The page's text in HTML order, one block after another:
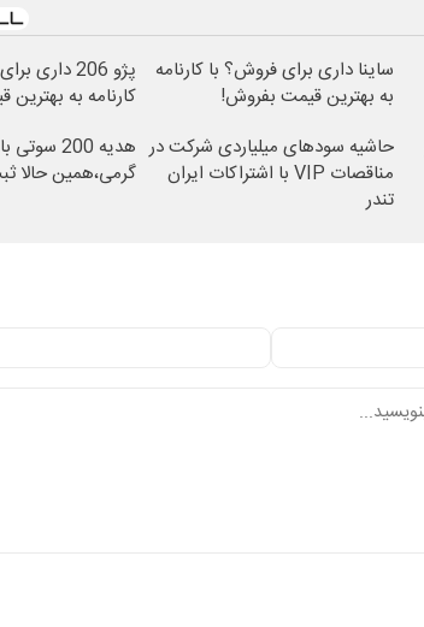
ساینا داری برای فروش؟ با کارنامه
به بهترین قیمت بفروش!
پژو 206
کارنامه به
حاشیه سودهای میلیاردی شرکت در
مناقصات VIP با اشتراکات ایران
تندر
هدیه 200
گرمی،همین حالا